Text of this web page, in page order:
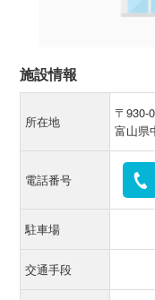
施設情報
所在地
〒930-
富山県
電話番号
駐車場
交通手段